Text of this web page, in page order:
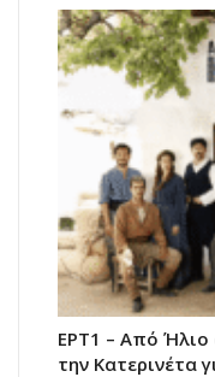
ΕΡΤ1 – Από Ήλιο
την Κατερινέτα